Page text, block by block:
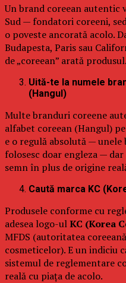
Un brand coreean autentic
Sud — fondatori coreeni,
o poveste ancorată acolo.
Budapesta, Paris sau
de „coreean” arată produsul.
Uită-te la numele
(Hangul)
Multe branduri coreene
alfabet coreean (Hangul)
e o regulă absolută —
folosesc doar engleza —
semn în plus de origine
Caută marca KC
Produsele conforme cu
adesea logo-ulKC (Korea
MFDS (autoritatea
cosmeticelor). E un indiciu
sistemul de reglementare
reală cu piața de acolo.